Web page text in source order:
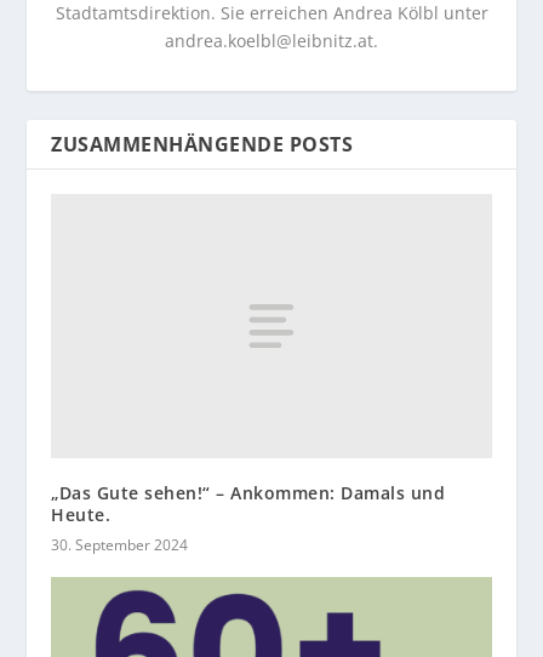
Stadtamtsdirektion. Sie erreichen Andrea Kölbl unter
andrea.koelbl@leibnitz.at.
ZUSAMMENHÄNGENDE POSTS
„Das Gute sehen!“ – Ankommen: Damals und
Heute.
30. September 2024